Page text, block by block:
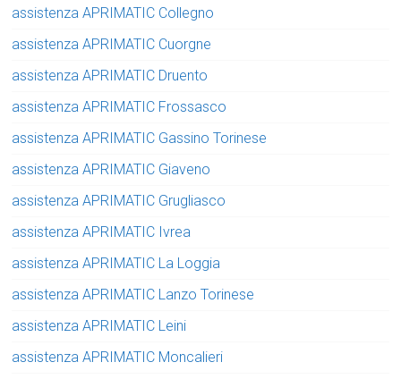
assistenza APRIMATIC Collegno
assistenza APRIMATIC Cuorgne
assistenza APRIMATIC Druento
assistenza APRIMATIC Frossasco
assistenza APRIMATIC Gassino Torinese
assistenza APRIMATIC Giaveno
assistenza APRIMATIC Grugliasco
assistenza APRIMATIC Ivrea
assistenza APRIMATIC La Loggia
assistenza APRIMATIC Lanzo Torinese
assistenza APRIMATIC Leini
assistenza APRIMATIC Moncalieri